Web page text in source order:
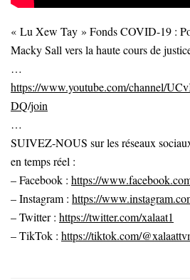
« Lu Xew Tay » Fonds COVID-19 :
Macky Sall vers la haute cours de
…
https://www.youtube.com/channel/
DQ/join
…
SUIVEZ-NOUS sur les réseaux
en temps réel :
– Facebook : https://
– Instagram : https://
– Twitter : https://twitter.com/xalaat1
– TikTok : https://tiktok.com/